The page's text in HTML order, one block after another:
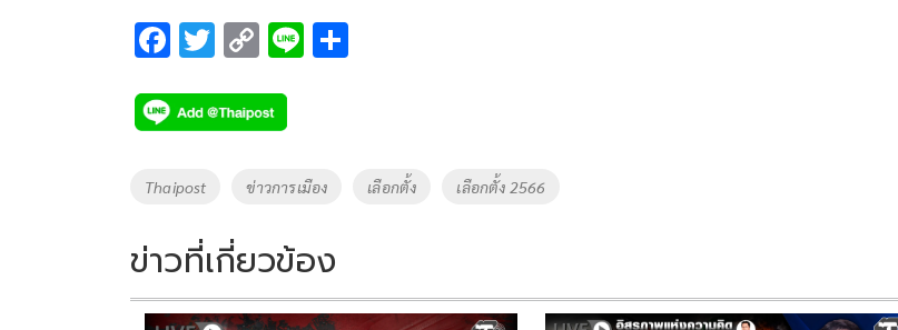
F
e
b
o
k
T
tt
er
C
p
y
Li
k
Li
Tags
Thaipost ข่าวการเมือง เลือกตั้ง เลือกตั้ง 2566
ข่าวที่เกี่ยวข้อง